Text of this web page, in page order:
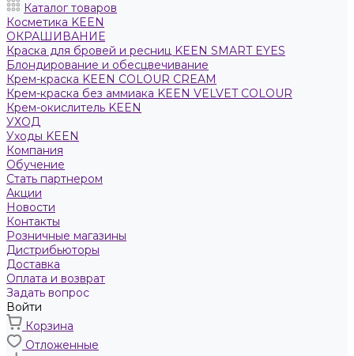
Каталог товаров
Косметика KEEN
ОКРАШИВАНИЕ
Краска для бровей и ресниц KEEN SMART EYES
Блондирование и обесцвечивание
Крем-краска KEEN COLOUR CREAM
Крем-краска без аммиака KEEN VELVET COLOUR
Крем-окислитель KEEN
УХОД
Уходы KEEN
Компания
Обучение
Стать партнером
Акции
Новости
Контакты
Розничные магазины
Дистрибьюторы
Доставка
Оплата и возврат
Задать вопрос
Войти
Корзина
Отложенные